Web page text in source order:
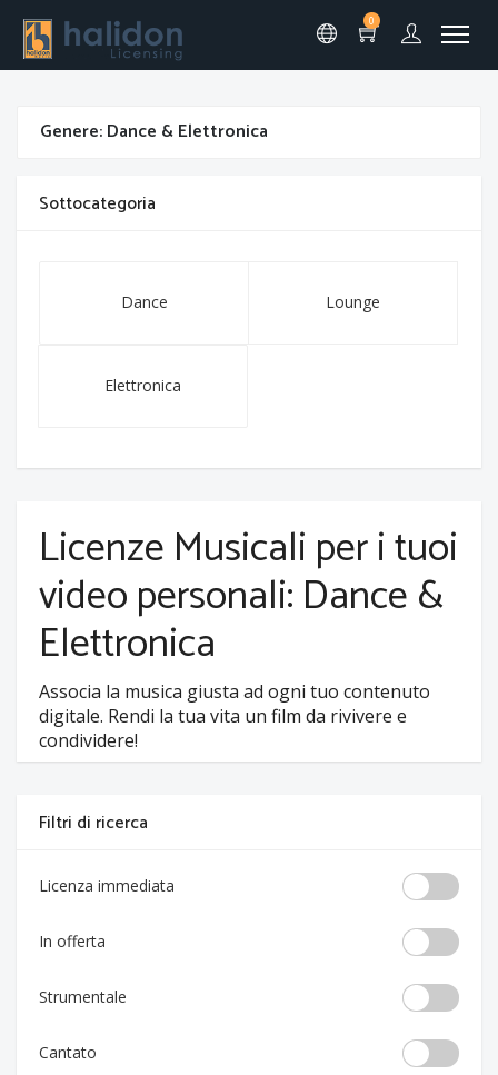
0
Genere: Dance & Elettronica
Sottocategoria
Dance Lounge
Elettronica
Licenze Musicali per i tuoi
video personali: Dance &
Elettronica
Associa la musica giusta ad ogni tuo contenuto
digitale. Rendi la tua vita un film da rivivere e
condividere!
Filtri di ricerca
Licenza immediata
In offerta
Strumentale
Cantato